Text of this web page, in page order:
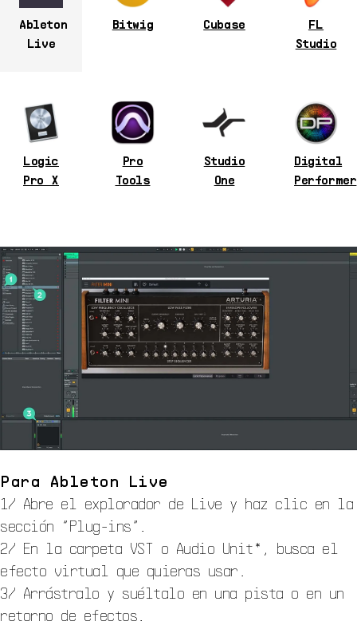
Ableton
Live
Bitwig Cubase
FL
Studio
Logic
Pro X
Pro
Tools
Studio
One
Digital
Performer
Para Ableton Live
1/ Abre el explorador de Live y haz clic en la
sección “Plug-ins”.
2/ En la carpeta VST o Audio Unit*, busca el
efecto virtual que quieras usar.
3/ Arrástralo y suéltalo en una pista o en un
retorno de efectos.